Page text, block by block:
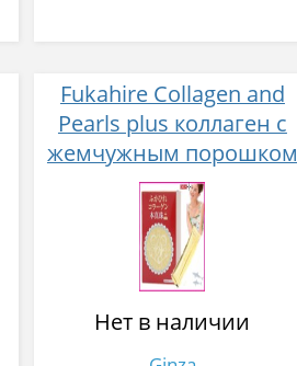
Fukahire Collagen and
Pearls plus коллаген с
жемчужным порошком
№ 30
Нет в наличии